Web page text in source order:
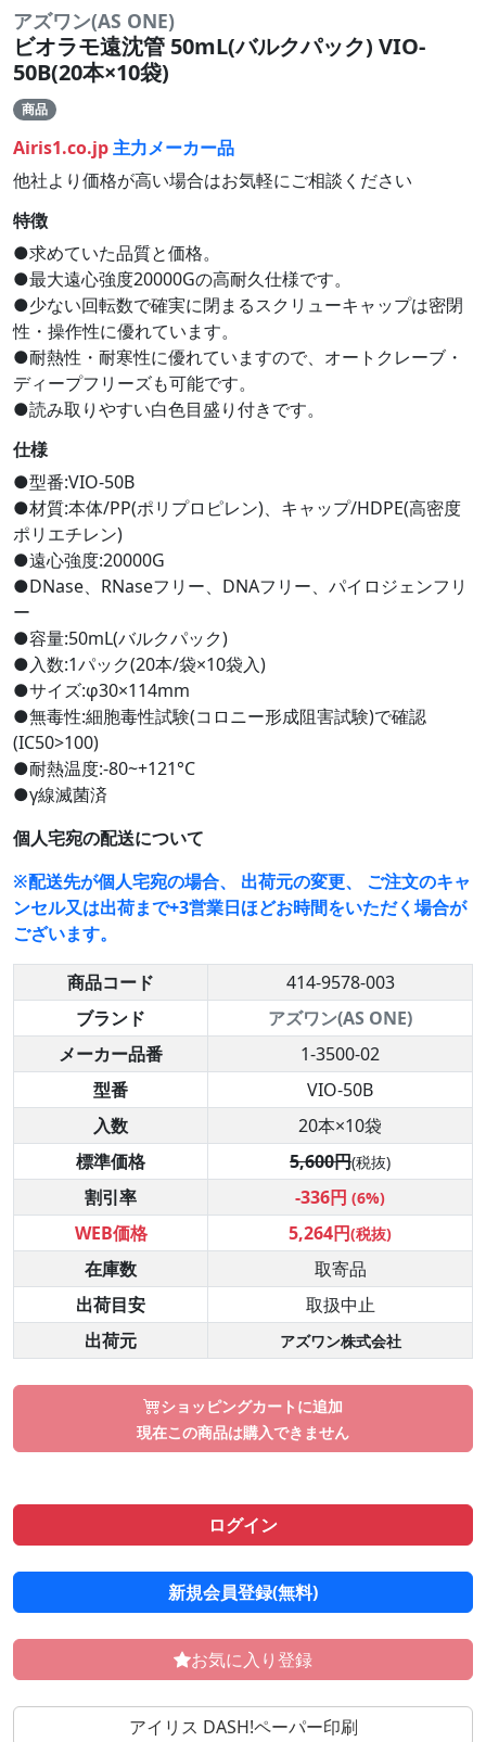
アズワン(AS ONE)
ビオラモ遠沈管 50mL(バルクパック) VIO-
50B(20本×10袋)
商品
Airis1.co.jp主力メーカー品
他社より価格が高い場合はお気軽にご相談ください
特徴
●求めていた品質と価格。
●最大遠心強度20000Gの高耐久仕様です。
●少ない回転数で確実に閉まるスクリューキャップは密閉
性・操作性に優れています。
●耐熱性・耐寒性に優れていますので、オートクレーブ・
ディープフリーズも可能です。
●読み取りやすい白色目盛り付きです。
仕様
●型番:VIO-50B
●材質:本体/PP(ポリプロピレン)、キャップ/HDPE(高密度
ポリエチレン)
●遠心強度:20000G
●DNase、RNaseフリー、DNAフリー、パイロジェンフリ
ー
●容量:50mL(バルクパック)
●入数:1パック(20本/袋×10袋入)
●サイズ:φ30×114mm
●無毒性:細胞毒性試験(コロニー形成阻害試験)で確認
(IC50>100)
●耐熱温度:-80~+121°C
●γ線滅菌済
個人宅宛の配送について
※配送先が個人宅宛の場合、 出荷元の変更、 ご注文のキャ
ンセル又は出荷まで+3営業日ほどお時間をいただく場合が
ございます。
商品コード
414-9578-003
ブランド
アズワン(AS ONE)
メーカー品番
1-3500-02
型番
VIO-50B
入数
20本×10袋
標準価格
5,600円(税抜)
割引率 -336円 (6%)
WEB価格 5,264円(税抜)
在庫数
取寄品
出荷目安
取扱中止
出荷元
アズワン株式会社
ショッピングカートに追加
現在この商品は購入できません
ログイン
新規会員登録(無料)
お気に入り登録
アイリス DASH!ペーパー印刷